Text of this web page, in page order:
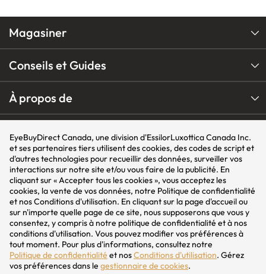
Magasiner
Conseils et Guides
À propos de
Nos Programmes
Nos Marques
Suivez
nous
sur
Instagram
Suivez
nous
sur
Facebook
Follow
us
on
YouTube
Région: US CA AU
Politique de confidentialité
Conditions générales d’utilisation
EyeBuyDirect Canada, une division d'EssilorLuxottica Canada Inc.
et ses partenaires tiers utilisent des cookies, des codes de script et
d'autres technologies pour recueillir des données, surveiller vos
interactions sur notre site et/ou vous faire de la publicité. En
cliquant sur « Accepter tous les cookies », vous acceptez les
cookies, la vente de vos données, notre Politique de confidentialité
et nos Conditions d'utilisation. En cliquant sur la page d'accueil ou
sur n'importe quelle page de ce site, nous supposerons que vous y
consentez, y compris à notre politique de confidentialité et à nos
conditions d'utilisation. Vous pouvez modifier vos préférences à
tout moment. Pour plus d'informations, consultez notre
Politique de confidentialité et nosConditions d'utilisation. Gérez
vos préférences dans le gestionnaire de cookies.